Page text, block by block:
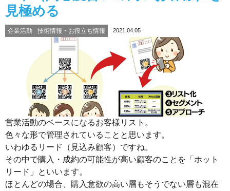
見極める
企業活動 技術情報・お役立ち情報 2021.04.05
営業活動のベースになるお客様リスト。
色々な形で管理されていることと思います。
いわゆるリード（見込み顧客）ですね。
その中で購入・成約の可能性が高い顧客のことを「ホット
リード」といいます。
ほとんどの場合、購入意欲の高い層もそうでない層も混在